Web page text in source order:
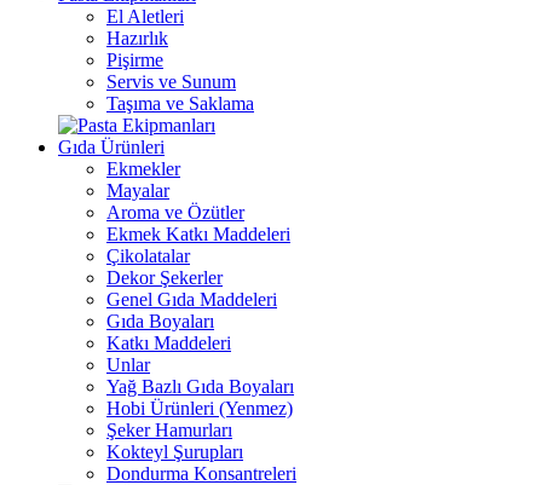
El Aletleri
Hazırlık
Pişirme
Servis ve Sunum
Taşıma ve Saklama
Gıda Ürünleri
Ekmekler
Mayalar
Aroma ve Özütler
Ekmek Katkı Maddeleri
Çikolatalar
Dekor Şekerler
Genel Gıda Maddeleri
Gıda Boyaları
Katkı Maddeleri
Unlar
Yağ Bazlı Gıda Boyaları
Hobi Ürünleri (Yenmez)
Şeker Hamurları
Kokteyl Şurupları
Dondurma Konsantreleri